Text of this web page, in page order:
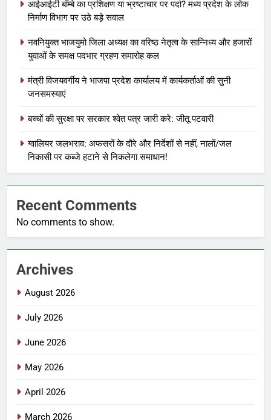
आईआईटी बॉम्बे का प्रशिक्षण या भ्रष्टाचार पर पर्दा? मध्य प्रदेश के लोक
निर्माण विभाग पर उठे बड़े सवाल
नवनियुक्त भाजयुमो जिला अध्यक्ष का वरिष्ठ नेतृत्व के सान्निध्य और हजारों
युवाओं के समक्ष पदभार ग्रहण समारोह कल
मंत्री विजयवर्गीय ने भाजपा प्रदेश कार्यालय में कार्यकर्ताओं की सुनी
जनसमस्याएं
बच्चों की सुरक्षा पर सरकार श्वेत पत्र जारी करे: जीतू पटवारी
ग्वालियर जलभराव: अफसरों के दौरे और निर्देशों से नहीं, नालों/जल
निकासी पर कब्जे हटाने से निकलेगा समाधान!
Recent Comments
No comments to show.
Archives
August 2026
July 2026
June 2026
May 2026
April 2026
March 2026